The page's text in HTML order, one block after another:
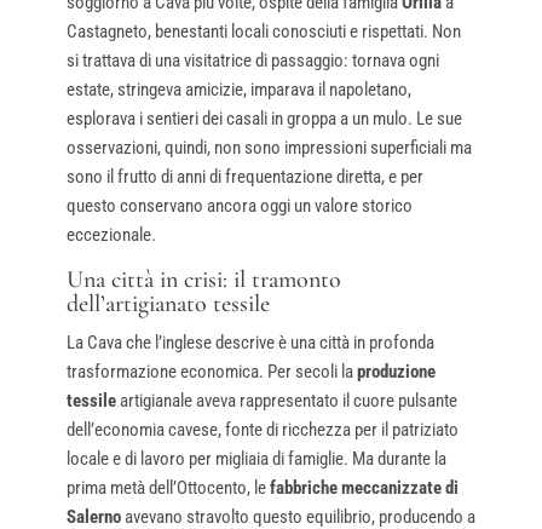
Castagneto, benestanti locali conosciuti e rispettati. Non
si trattava di una visitatrice di passaggio: tornava ogni
estate, stringeva amicizie, imparava il napoletano,
esplorava i sentieri dei casali in groppa a un mulo. Le sue
osservazioni, quindi, non sono impressioni superficiali ma
sono il frutto di anni di frequentazione diretta, e per
questo conservano ancora oggi un valore storico
eccezionale.
Una città in crisi: il tramonto
dell’artigianato tessile
La Cava che l’inglese descrive è una città in profonda
trasformazione economica. Per secoli laproduzione
tessileartigianale aveva rappresentato il cuore pulsante
dell’economia cavese, fonte di ricchezza per il patriziato
locale e di lavoro per migliaia di famiglie. Ma durante la
prima metà dell’Ottocento, lefabbriche meccanizzate di
Salernoavevano stravolto questo equilibrio, producendo a